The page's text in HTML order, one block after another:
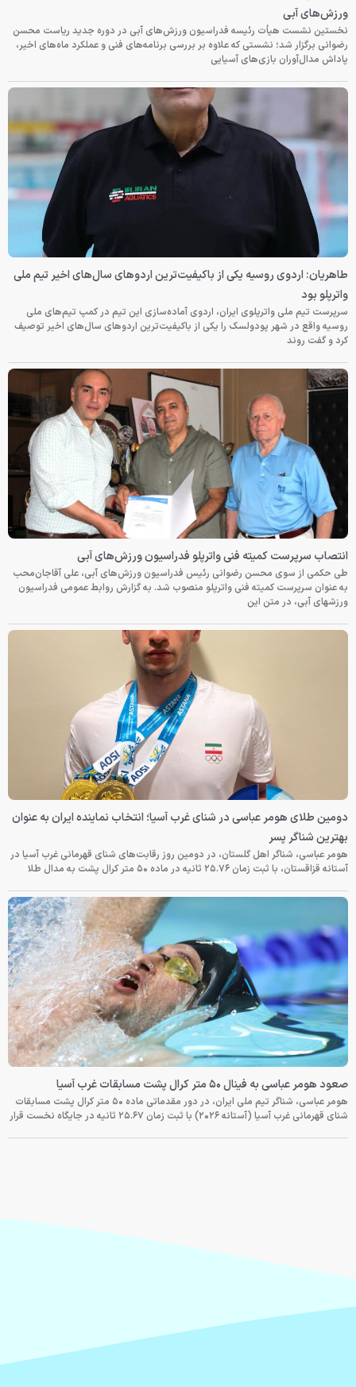
ورزش‌های آبی
نخستین نشست هیأت رئیسه فدراسیون ورزش‌های آبی در دوره جدید ریاست محسن
رضوانی برگزار شد؛ نشستی که علاوه بر بررسی برنامه‌های فنی و عملکرد ماه‌های اخیر،
پاداش مدال‌آوران بازی‌های آسیایی
طاهریان: اردوی روسیه یکی از باکیفیت‌ترین اردوهای سال‌های اخیر تیم ملی
واترپلو بود
سرپرست تیم ملی واترپلوی ایران، اردوی آماده‌سازی این تیم در کمپ تیم‌های ملی
روسیه واقع در شهر پودولسک را یکی از باکیفیت‌ترین اردوهای سال‌های اخیر توصیف
کرد و گفت روند
انتصاب سرپرست کمیته فنی واترپلو فدراسیون ورزش‌های آبی
طی حکمی از سوی محسن رضوانی رئیس فدراسیون ورزش‌های آبی، علی آقاجان‌محب
به عنوان سرپرست کمیته فنی واترپلو منصوب شد. به گزارش روابط عمومی فدراسیون
ورزشهای آبی، در متن این
دومین طلای هومر عباسی در شنای غرب آسیا؛ انتخاب نماینده ایران به عنوان
بهترین شناگر پسر
هومر عباسی، شناگر اهل گلستان، در دومین روز رقابت‌های شنای قهرمانی غرب آسیا در
آستانه قزاقستان، با ثبت زمان ۲۵.۷۶ ثانیه در ماده ۵۰ متر کرال پشت به مدال طلا
صعود هومر عباسی به فینال ۵۰ متر کرال پشت مسابقات غرب آسیا
هومر عباسی، شناگر تیم ملی ایران، در دور مقدماتی ماده ۵۰ متر کرال پشت مسابقات
شنای قهرمانی غرب آسیا (آستانه ۲۰۲۶) با ثبت زمان ۲۵.۶۷ ثانیه در جایگاه نخست قرار